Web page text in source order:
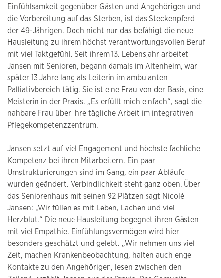
Einfühlsamkeit gegenüber Gästen und Angehörigen und
die Vorbereitung auf das Sterben, ist das Steckenpferd
der 49-Jährigen. Doch nicht nur das befähigt die neue
Hausleitung zu ihrem höchst verantwortungsvollen Beruf
mit viel Taktgefühl. Seit ihrem 13. Lebensjahr arbeitet
Jansen mit Senioren, begann damals im Altenheim, war
später 13 Jahre lang als Leiterin im ambulanten
Palliativbereich tätig. Sie ist eine Frau von der Basis, eine
Meisterin in der Praxis. „Es erfüllt mich einfach“, sagt die
nahbare Frau über ihre tägliche Arbeit im integrativen
Pflegekompetenzzentrum.
Jansen setzt auf viel Engagement und höchste fachliche
Kompetenz bei ihren Mitarbeitern. Ein paar
Umstrukturierungen sind im Gang, ein paar Abläufe
wurden geändert. Verbindlichkeit steht ganz oben. Über
das Seniorenhaus mit seinen 92 Plätzen sagt Nicolé
Jansen: „Wir füllen es mit Leben, Lachen und viel
Herzblut.“ Die neue Hausleitung begegnet ihren Gästen
mit viel Empathie. Einfühlungsvermögen wird hier
besonders geschätzt und gelebt. „Wir nehmen uns viel
Zeit, machen Krankenbeobachtung, halten auch enge
Kontakte zu den Angehörigen, lesen zwischen den